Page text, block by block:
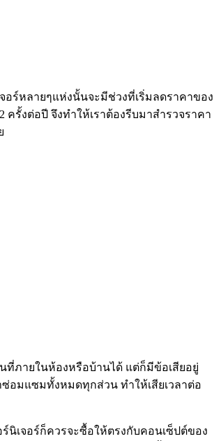
อร์หลายๆแห่งนั้นจะมีช่วงที่เริ่มลดราคาของ
รั้งต่อปี จึงทำให้เราต้องรีบมาสำรวจราคา
ภายในห้องหรือบ้านได้ แต่ก็มีข้อเสียอยู่
อมแซมทั้งหมดทุกส่วน ทำให้เสียเวลาต่อ
นิเจอร์ก็ควรจะซื้อให้ตรงกับคอนเซ็ปต์ของ